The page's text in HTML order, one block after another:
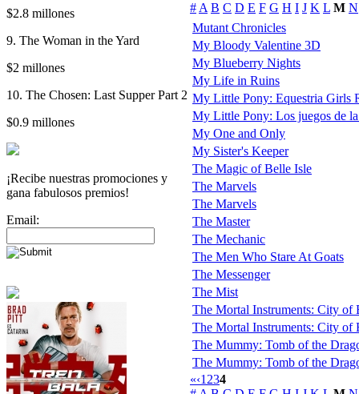
$2.8 millones
9. The Woman in the Yard
$2 millones
10. The Chosen: Last Supper Part 2
$0.9 millones
¡Recibe nuestras promociones y
gana fabulosos premios!
Email:
# A B C D E F G H I J K L M N
Mutant Chronicles
My Bloody Valentine 3D
My Blueberry Nights
My Life in Ruins
My Little Pony: Equestria Girls
My Little Pony: Los juegos de
My One and Only
My Sister's Keeper
The Magic of Belle Isle
The Marvels
The Marvels
The Master
The Mechanic
The Men Who Stare At Goats
The Messenger
The Mist
The Mortal Instruments: City of
The Mortal Instruments: City of
The Mummy: Tomb of the
The Mummy: Tomb of the
«‹1 234